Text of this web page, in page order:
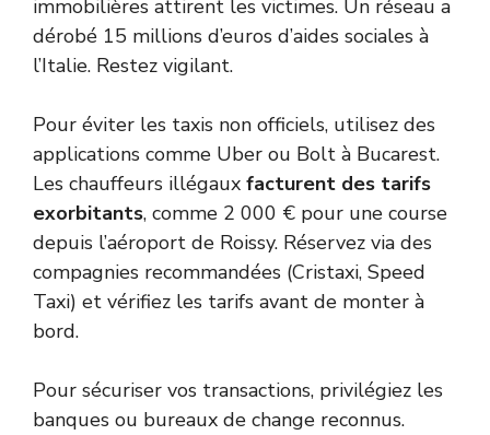
immobilières attirent les victimes. Un réseau a
dérobé 15 millions d’euros d’aides sociales à
l’Italie. Restez vigilant.
Pour éviter les taxis non officiels, utilisez des
applications comme Uber ou Bolt à Bucarest.
Les chauffeurs illégaux facturent des tarifs
exorbitants, comme 2 000 € pour une course
depuis l’aéroport de Roissy. Réservez via des
compagnies recommandées (Cristaxi, Speed
Taxi) et vérifiez les tarifs avant de monter à
bord.
Pour sécuriser vos transactions, privilégiez les
banques ou bureaux de change reconnus.